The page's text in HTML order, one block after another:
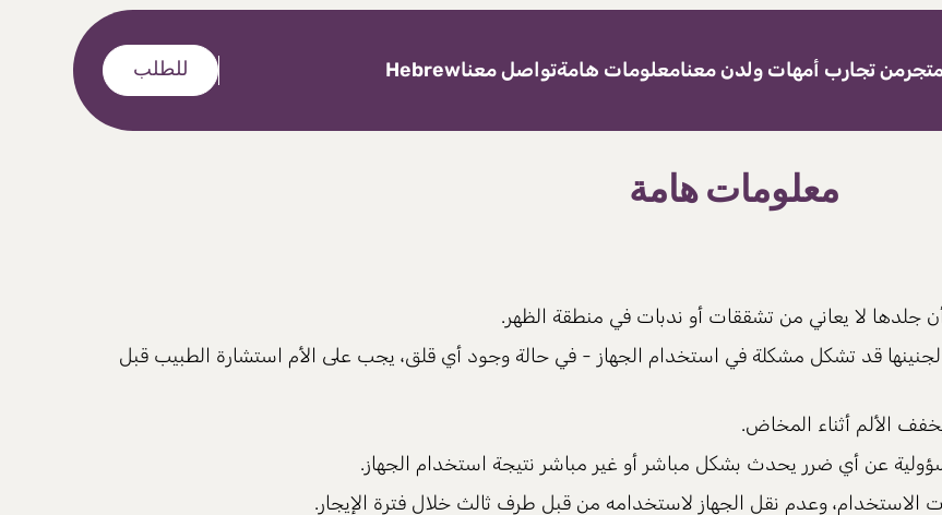
من تجارب أمهات ولدن معنامعلومات هامةتواصل معناHebrew للطلب
معلومات هامة
جلدها لا يعاني من تشققات أو ندبات في منطقة الظهر.
لجنينها قد تشكل مشكلة في استخدام الجهاز - في حالة وجود أي قلق، يجب على الأم استشارة الطبيب قبل
الألم أثناء المخاض.
الاستخدام، وعدم نقل الجهاز لاستخدامه من قبل طرف ثالث خلال فترة الإيجار.